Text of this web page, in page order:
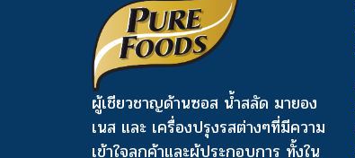
ผู้เชียวชาญด้านซอส น้ำสลัด มายอง
เนส และ เครื่องปรุงรสต่างๆที่มีความ
เข้าใจลูกค้าและผู้ประกอบการ ทั้งใน